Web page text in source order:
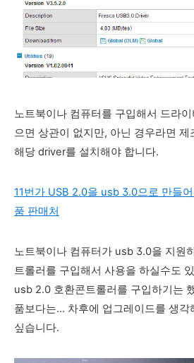
노트북이나 컴퓨터를 구입해서 드라
으면 상관이 없지만, 아닌 경우라면 제
해당 driver를 설치해야 합니다.
11번가 USB 2.0을 usb 3.0으로 만들
품 판매처
노트북이나 컴퓨터가 usb 3.0을 지원
트롤러를 구입해서 사용을 하실수도
usb 2.0 호환콘트롤러를 구입하기는
품보다는... 차후에 업그레이드를 생
싶습니다.